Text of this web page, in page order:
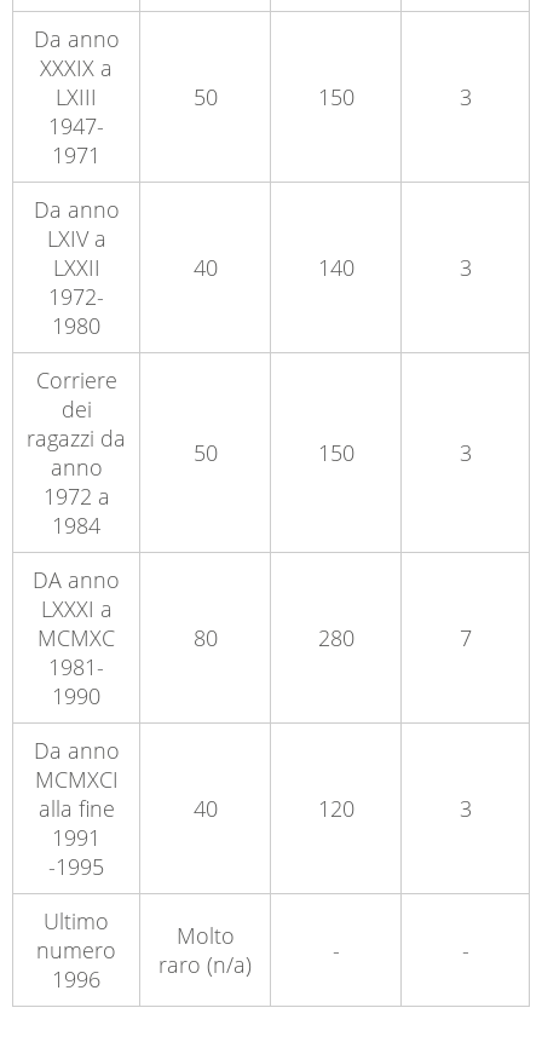
Da anno
XXXIX a
LXIII
1947-
1971
50 150 3
Da anno
LXIV a
LXXII
1972-
1980
40 140 3
Corriere
dei
ragazzi da
anno
1972 a
1984
50 150 3
DA anno
LXXXI a
MCMXC
1981-
1990
80 280 7
Da anno
MCMXCI
alla fine
1991
-1995
40 120 3
Ultimo
numero
1996
Molto
raro (n/a)
- -